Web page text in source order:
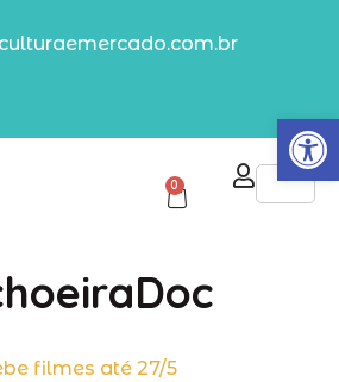
0
filmes até 27/5
Abrir